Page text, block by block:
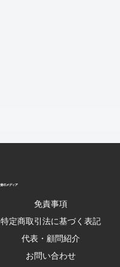
免責事項
特定商取引法に基づく表記
代表・顧問紹介
お問い合わせ